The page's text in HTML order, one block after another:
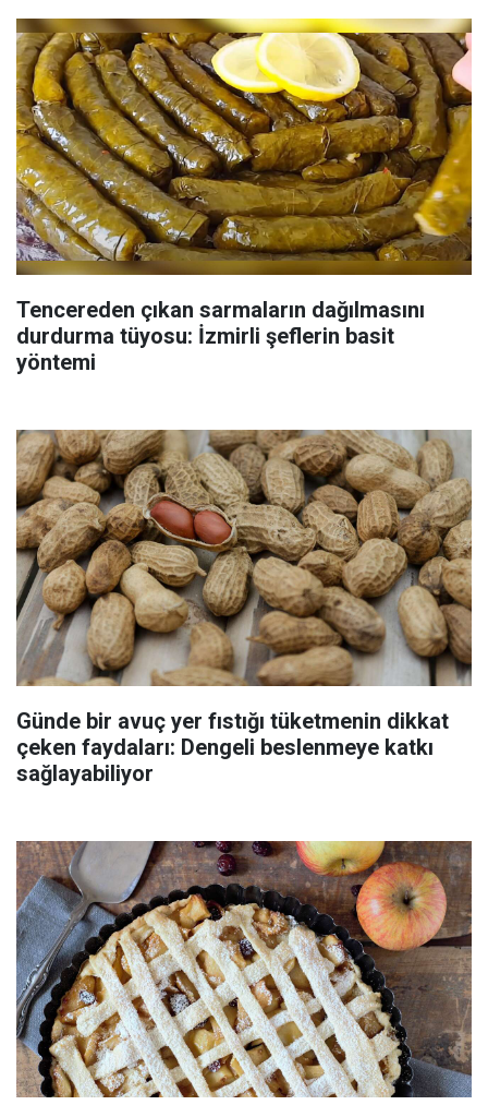
Tencereden çıkan sarmaların dağılmasını
durdurma tüyosu: İzmirli şeflerin basit
yöntemi
Günde bir avuç yer fıstığı tüketmenin dikkat
çeken faydaları: Dengeli beslenmeye katkı
sağlayabiliyor